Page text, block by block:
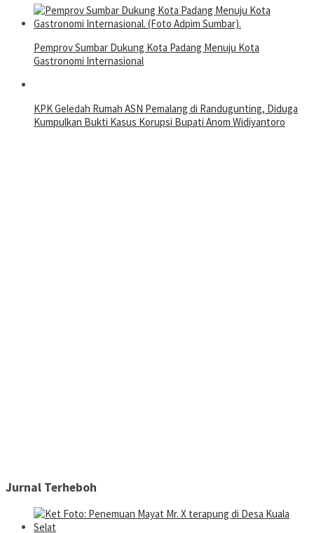
Pemprov Sumbar Dukung Kota Padang Menuju Kota
Gastronomi Internasional
KPK Geledah Rumah ASN Pemalang di Randugunting, Diduga
Kumpulkan Bukti Kasus Korupsi Bupati Anom Widiyantoro
Jurnal Terheboh